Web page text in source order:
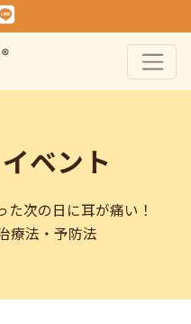
ベント
た次の日に耳が痛い！
療法・予防法